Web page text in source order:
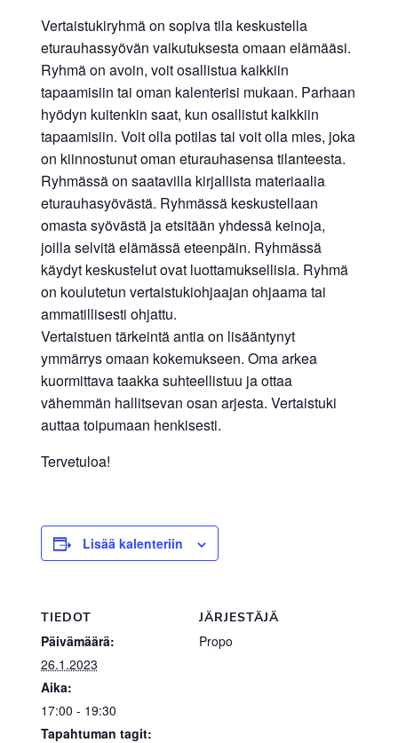
Vertaistukiryhmä on sopiva tila keskustella
eturauhassyövän vaikutuksesta omaan elämääsi.
Ryhmä on avoin, voit osallistua kaikkiin
tapaamisiin tai oman kalenterisi mukaan. Parhaan
hyödyn kuitenkin saat, kun osallistut kaikkiin
tapaamisiin. Voit olla potilas tai voit olla mies, joka
on kiinnostunut oman eturauhasensa tilanteesta.
Ryhmässä on saatavilla kirjallista materiaalia
eturauhasyövästä. Ryhmässä keskustellaan
omasta syövästä ja etsitään yhdessä keinoja,
joilla selvitä elämässä eteenpäin. Ryhmässä
käydyt keskustelut ovat luottamuksellisia. Ryhmä
on koulutetun vertaistukiohjaajan ohjaama tai
ammatillisesti ohjattu.
Vertaistuen tärkeintä antia on lisääntynyt
ymmärrys omaan kokemukseen. Oma arkea
kuormittava taakka suhteellistuu ja ottaa
vähemmän hallitsevan osan arjesta. Vertaistuki
auttaa toipumaan henkisesti.
Tervetuloa!
Lisää kalenteriin
TIEDOT
Päivämäärä:
26.1.2023
Aika:
17:00 - 19:30
Tapahtuman tagit:
JÄRJESTÄJÄ
Propo